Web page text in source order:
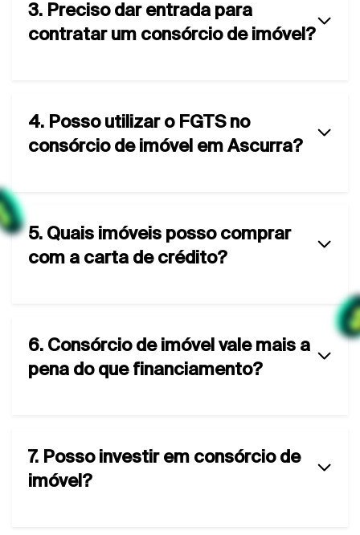
3. Preciso dar entrada para
contratar um consórcio de imóvel?
4. Posso utilizar o FGTS no
consórcio de imóvel em Ascurra?
5. Quais imóveis posso comprar
com a carta de crédito?
6. Consórcio de imóvel vale mais a
pena do que financiamento?
7. Posso investir em consórcio de
imóvel?